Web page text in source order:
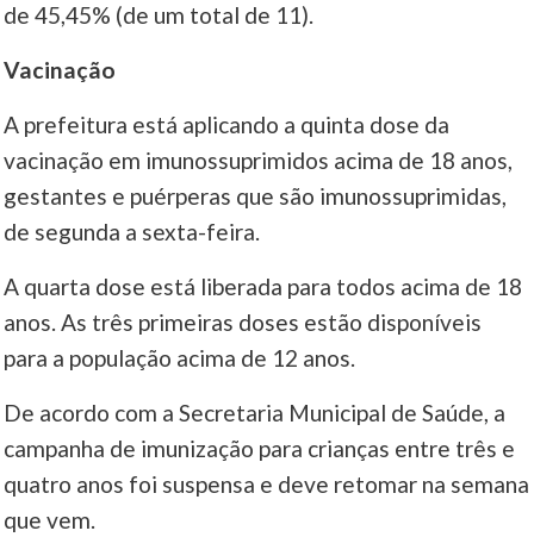
de 45,45% (de um total de 11).
Vacinação
A prefeitura está aplicando a quinta dose da
vacinação em imunossuprimidos acima de 18 anos,
gestantes e puérperas que são imunossuprimidas,
de segunda a sexta-feira.
A quarta dose está liberada para todos acima de 18
anos. As três primeiras doses estão disponíveis
para a população acima de 12 anos.
De acordo com a Secretaria Municipal de Saúde, a
campanha de imunização para crianças entre três e
quatro anos foi suspensa e deve retomar na semana
que vem.